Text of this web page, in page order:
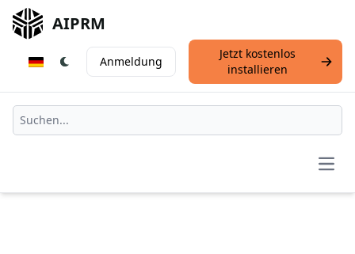
AIPRM
Anmeldung
Jetzt kostenlos
installieren